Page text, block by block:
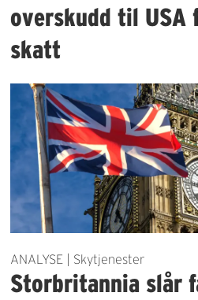
overskudd til USA
skatt
ANALYSE | Skytjenester
Storbritannia slår